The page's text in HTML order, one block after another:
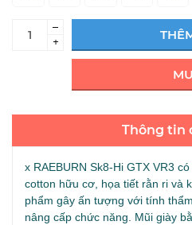
–
+
Thông tin
x RAEBURN Sk8-Hi GTX VR3
cotton hữu cơ, họa tiết rằn ri và
phẩm gây ấn tượng với tính
nâng cấp chức năng. Mũi giày